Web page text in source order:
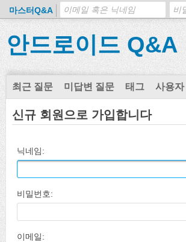
마스터Q&A
안드로이드 Q&A
최근 질문 미답변 질문 태그 사용자
신규 회원으로 가입합니다
닉네임:
비밀번호:
이메일: